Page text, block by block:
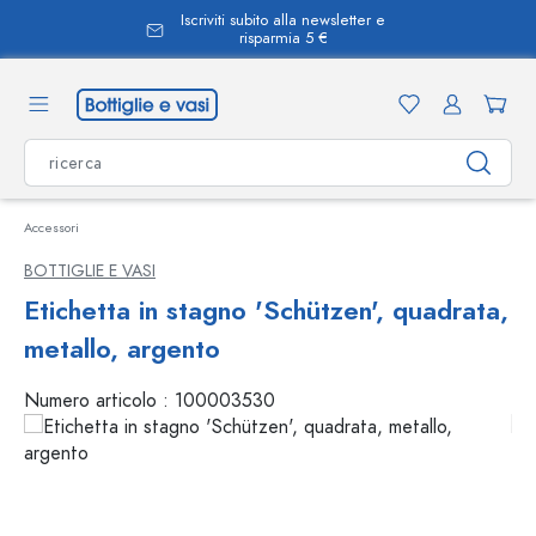
Iscriviti subito alla newsletter e
risparmia 5 €
Accessori
BOTTIGLIE E VASI
Etichetta in stagno 'Schützen', quadrata,
metallo, argento
Numero articolo : 100003530